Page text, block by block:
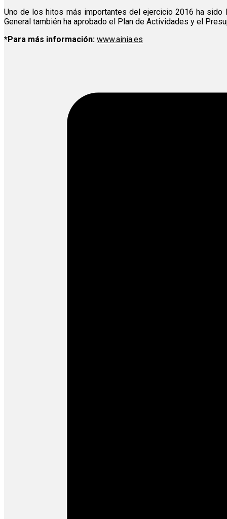
Uno de los hitos más importantes del ejercicio 2016 ha sido
General también ha aprobado el Plan de Actividades y el
*Para más información: www.ainia.es